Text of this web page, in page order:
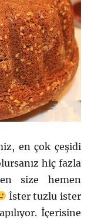
en çok çeşidi
hiç fazla
size hemen
İster tuzlu ister
İçerisine